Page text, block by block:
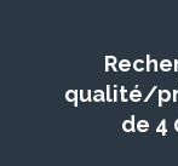
qualité/
de 4